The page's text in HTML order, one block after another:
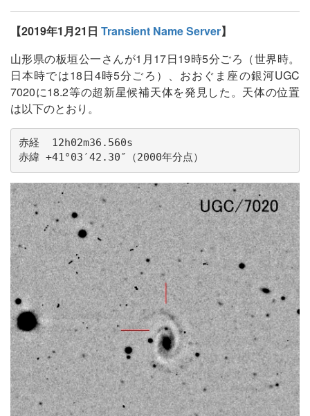
【2019年1月21日 Transient Name Server】
山形県の板垣公一さんが1月17日19時5分ごろ（世界時。
日本時では18日4時5分ごろ）、おおぐま座の銀河UGC
7020に18.2等の超新星候補天体を発見した。天体の位置
は以下のとおり。
赤経  12h02m36.560s
赤緯 +41°03′42.30″（2000年分点）